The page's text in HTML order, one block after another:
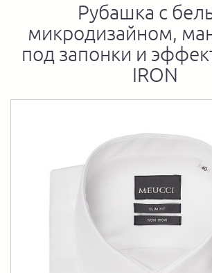
Рубашка с
микродизайном,
под запонки и
IRON